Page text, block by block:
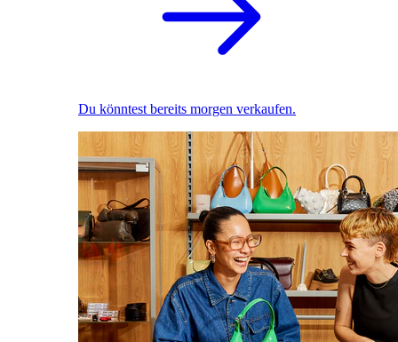
Du könntest bereits morgen verkaufen.